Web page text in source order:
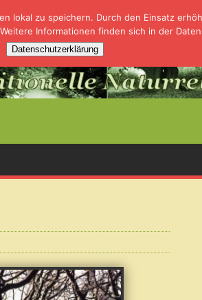
lokal zu speichern. Durch den Einsatz
Informationen finden sich in der
Datenschutzerklärung